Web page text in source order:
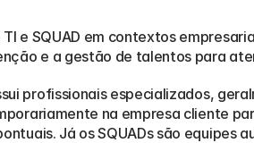
e SQUAD em contextos
e a gestão de talentos para
profissionais especializados,
na empresa cliente
Já os SQUADs são